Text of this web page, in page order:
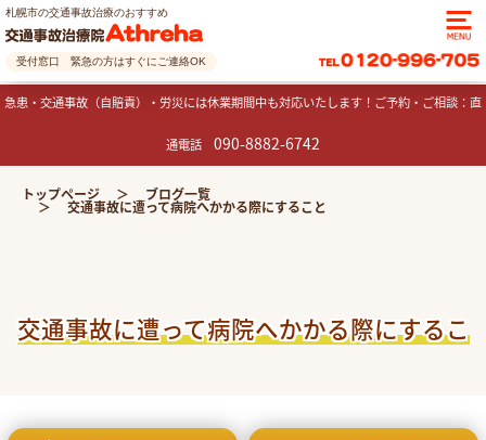
急患・交通事故（自賠責）・労災には休業期間中も対応いたします！ご予約・ご相談：直
通電話 090-8882-6742
札幌市の交通事故治療のおすすめ
受付窓口 緊急の方はすぐにご連絡OK
トップページ ブログ一覧
交通事故に遭って病院へかかる際にすること
交通事故に遭って病院へかかる際にするこ